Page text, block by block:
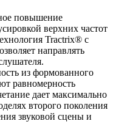
повышение
верхних частот
Tractrix® с
направлять
из формованного
равномерность
дает максимально
второго поколения
звуковой сцены и